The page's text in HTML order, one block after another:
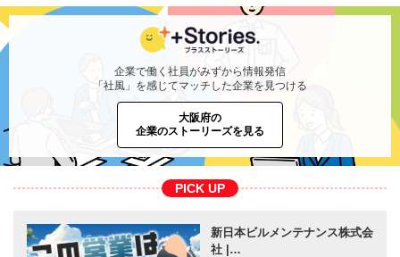
企業で働く社員がみずから情報発信
「社風」を感じてマッチした企業を見つける
大阪府の
企業のストーリーズを見る
PICK UP
新日本ビルメンテナンス株式会
社 |…